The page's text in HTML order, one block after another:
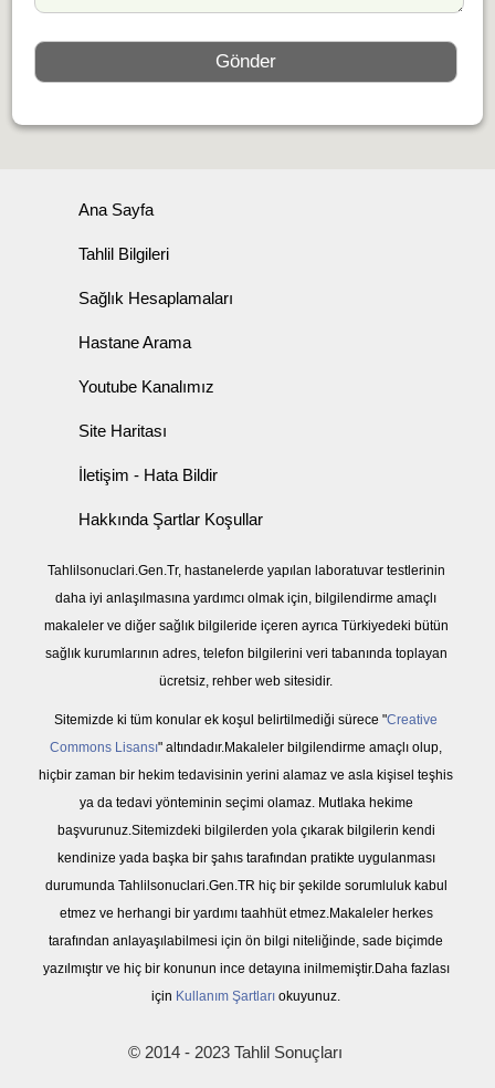
Ana Sayfa
Tahlil Bilgileri
Sağlık Hesaplamaları
Hastane Arama
Youtube Kanalımız
Site Haritası
İletişim - Hata Bildir
Hakkında Şartlar Koşullar
Tahlilsonuclari.Gen.Tr, hastanelerde yapılan laboratuvar testlerinin
daha iyi anlaşılmasına yardımcı olmak için, bilgilendirme amaçlı
makaleler ve diğer sağlık bilgileride içeren ayrıca Türkiyedeki bütün
sağlık kurumlarının adres, telefon bilgilerini veri tabanında toplayan
ücretsiz, rehber web sitesidir.
Sitemizde ki tüm konular ek koşul belirtilmediği sürece "Creative
Commons Lisansı" altındadır.Makaleler bilgilendirme amaçlı olup,
hiçbir zaman bir hekim tedavisinin yerini alamaz ve asla kişisel teşhis
ya da tedavi yönteminin seçimi olamaz. Mutlaka hekime
başvurunuz.Sitemizdeki bilgilerden yola çıkarak bilgilerin kendi
kendinize yada başka bir şahıs tarafından pratikte uygulanması
durumunda Tahlilsonuclari.Gen.TR hiç bir şekilde sorumluluk kabul
etmez ve herhangi bir yardımı taahhüt etmez.Makaleler herkes
tarafından anlayaşılabilmesi için ön bilgi niteliğinde, sade biçimde
yazılmıştır ve hiç bir konunun ince detayına inilmemiştir.Daha fazlası
için Kullanım Şartları okuyunuz.
© 2014 - 2023 Tahlil Sonuçları